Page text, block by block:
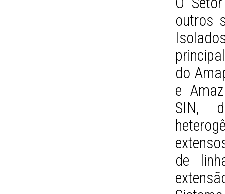
outros
do
e
SIN,
de